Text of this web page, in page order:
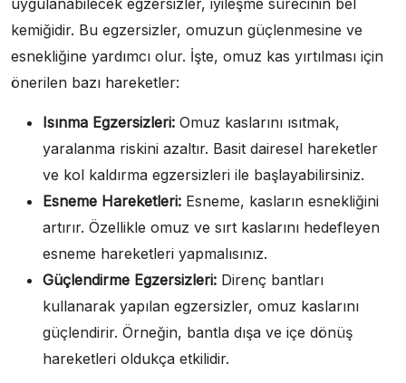
kemiğidir. Bu egzersizler, omuzun güçlenmesine ve
esnekliğine yardımcı olur. İşte, omuz kas yırtılması için
önerilen bazı hareketler:
Isınma Egzersizleri: Omuz kaslarını ısıtmak,
yaralanma riskini azaltır. Basit dairesel hareketler
ve kol kaldırma egzersizleri ile başlayabilirsiniz.
Esneme Hareketleri: Esneme, kasların esnekliğini
artırır. Özellikle omuz ve sırt kaslarını hedefleyen
esneme hareketleri yapmalısınız.
Güçlendirme Egzersizleri: Direnç bantları
kullanarak yapılan egzersizler, omuz kaslarını
güçlendirir. Örneğin, bantla dışa ve içe dönüş
hareketleri oldukça etkilidir.